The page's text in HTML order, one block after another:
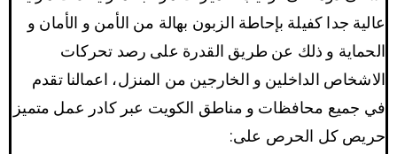
عالية جدا كفيلة بإحاطة الزبون بهالة من الأمن و الأمان و
الحماية و ذلك عن طريق القدرة على رصد تحركات
الاشخاص الداخلين و الخارجين من المنزل، اعمالنا تقدم
في جميع محافظات و مناطق الكويت عبر كادر عمل متميز
حريص كل الحرص على: